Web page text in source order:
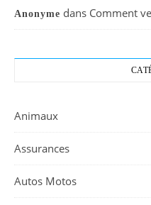
Anonyme dans Comment
Animaux
Assurances
Autos Motos